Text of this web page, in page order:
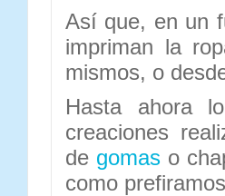
Así que, en un
impriman la
mismos, o
Hasta ahora
creaciones
de gomas o
como